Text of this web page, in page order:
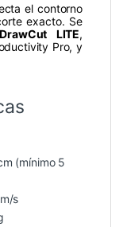
el contorno
exacto. Se
DrawCut LITE,
Pro, y
(mínimo 5
s